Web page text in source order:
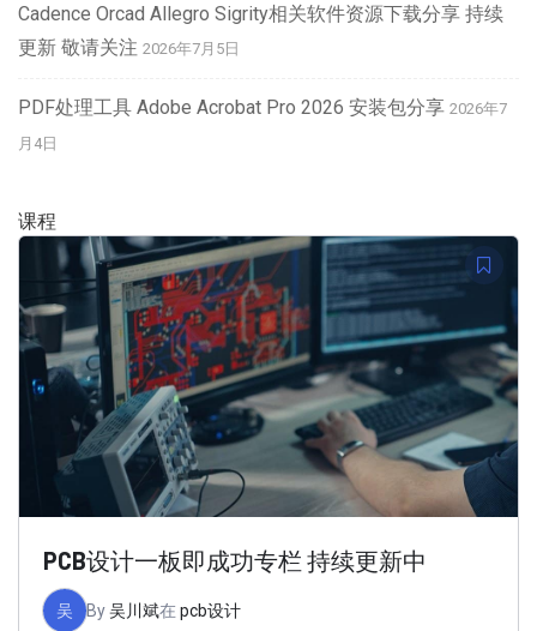
Cadence Orcad Allegro Sigrity相关软件资源下载分享 持续
更新 敬请关注 2026年7月5日
PDF处理工具 Adobe Acrobat Pro 2026 安装包分享 2026年7
月4日
课程
PCB设计一板即成功专栏 持续更新中
吴 By吴川斌在 pcb设计